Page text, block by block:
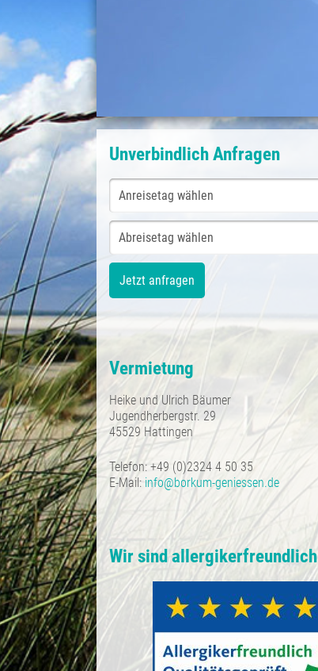
Unverbindlich Anfragen
Vermietung
Heike und Ulrich Bäumer
Jugendherbergstr. 29
45529 Hattingen
Telefon: +49 (0)2324 4 50 35
E-Mail: info@borkum-geniessen.de
Wir sind allergikerfreundlich